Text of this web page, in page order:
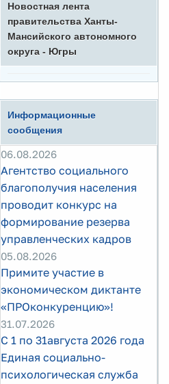
Новостная лента
правительства Ханты-
Мансийского автономного
округа - Югры
Информационные
сообщения
06.08.2026
Агентство социального
благополучия населения
проводит конкурс на
формирование резерва
управленческих кадров
05.08.2026
Примите участие в
экономическом диктанте
«ПРОконкуренцию»!
31.07.2026
С 1 по 31августа 2026 года
Единая социально-
психологическая служба